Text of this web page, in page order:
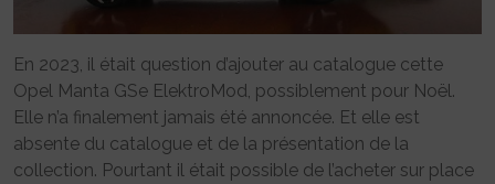
En 2023, il était question d’ajouter au catalogue cette
Opel Manta GSe ElektroMod, possiblement pour Noël.
Elle n’a finalement jamais été annoncée. Et elle est
absente du catalogue et de la présentation de la
collection. Pourtant il était possible de l’acheter sur place